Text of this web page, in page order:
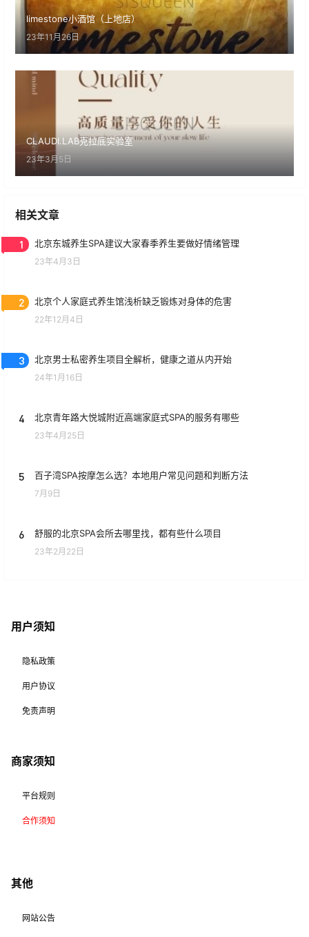
limestone小酒馆（上地店）
23年11月26日
CLAUDI.LAB克拉底实验室
23年3月5日
相关文章
1 北京东城养生SPA建议大家春季养生要做好情绪管理
23年4月3日
2 北京个人家庭式养生馆浅析缺乏锻炼对身体的危害
22年12月4日
3 北京男士私密养生项目全解析，健康之道从内开始
24年1月16日
4 北京青年路大悦城附近高端家庭式SPA的服务有哪些
23年4月25日
5 百子湾SPA按摩怎么选？本地用户常见问题和判断方法
7月9日
6 舒服的北京SPA会所去哪里找，都有些什么项目
23年2月22日
用户须知
隐私政策
用户协议
免责声明
商家须知
平台规则
合作须知
其他
网站公告